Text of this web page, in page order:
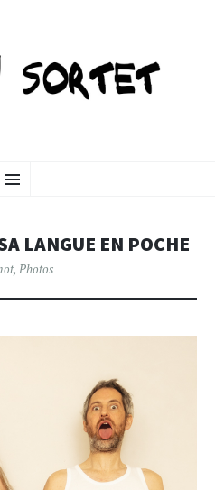
ART
Menu
TO
LANGUE EN POCHE
, Photos